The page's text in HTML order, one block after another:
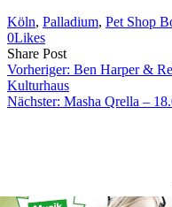
Köln, Palladium, Pet Shop
0Likes
Share PostShare
on
Facebook
Copy
URL
to
clipboard
Send
Link
via
eMail
Vorheriger: Ben Harper &
Kulturhaus
Nächster: Masha Qrella –